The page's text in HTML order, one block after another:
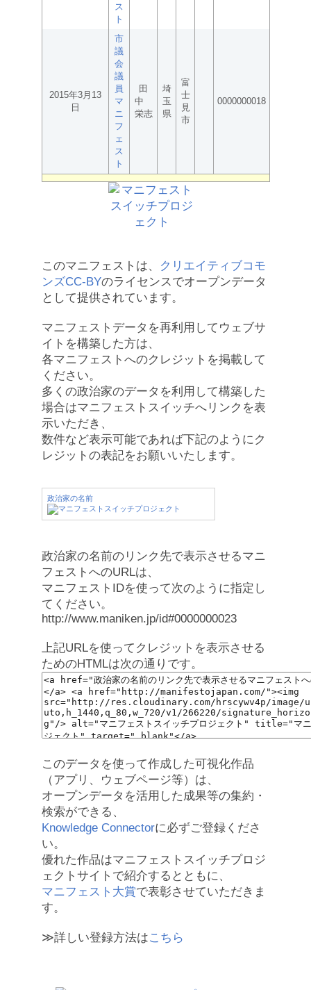
ス
ト
2015年3月13
日
市
議
会
議
員
マ
ニ
フ
ェ
ス
ト
田
中
栄志
埼
玉
県
富
士
見
市
0000000018
このマニフェストは、
クリエイティブコモ
ンズCC-BYのライセンスでオープンデータ
として提供されています。
マニフェストデータを再利用してウェブサ
イトを構築した方は、
各マニフェストへのクレジットを掲載して
ください。
多くの政治家のデータを利用して構築した
場合はマニフェストスイッチへリンクを表
示いただき、
数件など表示可能であれば下記のようにク
レジットの表記をお願いいたします。
政治家の名前
政治家の名前のリンク先で表示させるマニ
フェストへのURLは、
マニフェストIDを使って次のように指定し
てください。
http://www.maniken.jp/id#0000000023
上記URLを使ってクレジットを表示させる
ためのHTMLは次の通りです。
このデータを使って作成した可視化作品
（アプリ、ウェブページ等）は、
オープンデータを活用した成果等の集約・
検索ができる、
Knowledge Connectorに必ずご登録くださ
い。
優れた作品はマニフェストスイッチプロジ
ェクトサイトで紹介するとともに、
マニフェスト大賞で表彰させていただきま
す。
≫詳しい登録方法はこちら